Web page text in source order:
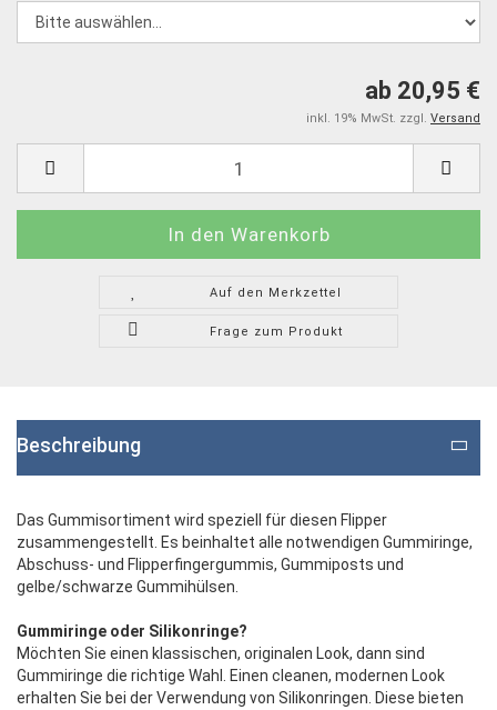
ab 20,95 €
inkl. 19% MwSt. zzgl. Versand
Auf den Merkzettel
Frage zum Produkt
Beschreibung
Das Gummisortiment wird speziell für diesen Flipper
zusammengestellt. Es beinhaltet alle notwendigen Gummiringe,
Abschuss- und Flipperfingergummis, Gummiposts und
gelbe/schwarze Gummihülsen.
Gummiringe oder Silikonringe?
Möchten Sie einen klassischen, originalen Look, dann sind
Gummiringe die richtige Wahl. Einen cleanen, modernen Look
erhalten Sie bei der Verwendung von Silikonringen. Diese bieten